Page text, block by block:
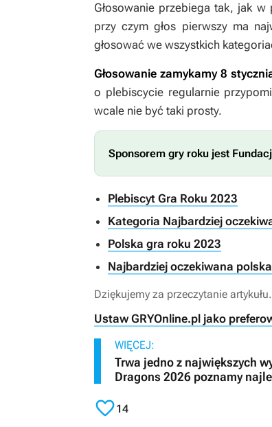
Głosowanie przebiega tak, jak
przy czym głos pierwszy ma
głosować we wszystkich
Głosowanie zamykamy 8
o plebiscycie regularnie
wcale nie być taki prosty.
Sponsorem gry roku jest
Plebiscyt Gra Roku 2023
Kategoria Najbardziej
Polska gra roku 2023
Najbardziej oczekiwana
Dziękujemy za przeczytanie artykułu.
Ustaw GRYOnline.pl jako
WIĘCEJ:
Trwa jedno z największych
Dragons 2026 poznamy
14